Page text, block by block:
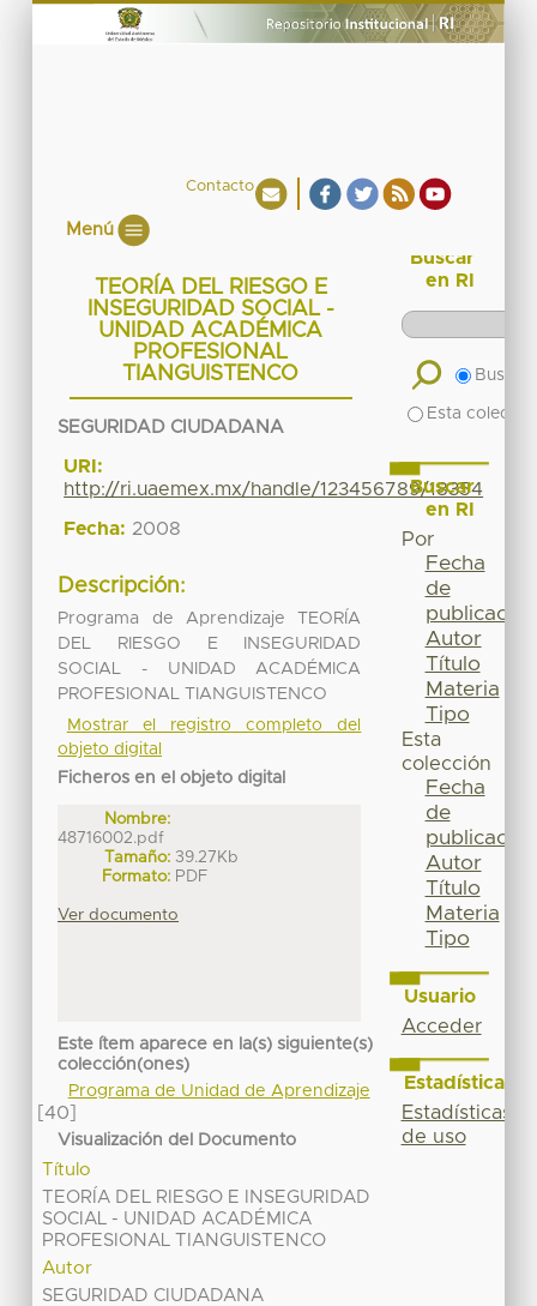
Contacto
Menú
TEORÍA DEL RIESGO E
INSEGURIDAD SOCIAL -
UNIDAD ACADÉMICA
PROFESIONAL
TIANGUISTENCO
SEGURIDAD CIUDADANA
URI:
http://ri.uaemex.mx/handle/123456789/18354
Fecha: 2008
Descripción:
Programa de Aprendizaje TEORÍA
DEL RIESGO E INSEGURIDAD
SOCIAL - UNIDAD ACADÉMICA
PROFESIONAL TIANGUISTENCO
Mostrar el registro completo del
objeto digital
Ficheros en el objeto digital
Nombre:
48716002.pdf
Tamaño: 39.27Kb
Formato: PDF
Ver documento
Este ítem aparece en la(s) siguiente(s)
colección(ones)
Programa de Unidad de Aprendizaje
[40]
Visualización del Documento
Título
TEORÍA DEL RIESGO E INSEGURIDAD
SOCIAL - UNIDAD ACADÉMICA
PROFESIONAL TIANGUISTENCO
Autor
SEGURIDAD CIUDADANA
Buscar
en RI
Buscar
Esta
Buscar
en RI
Por
Fecha
de
publicación
Autor
Título
Materia
Tipo
Esta
colección
Fecha
de
publicación
Autor
Título
Materia
Tipo
Usuario
Acceder
Estadísticas
Estadísticas
de uso